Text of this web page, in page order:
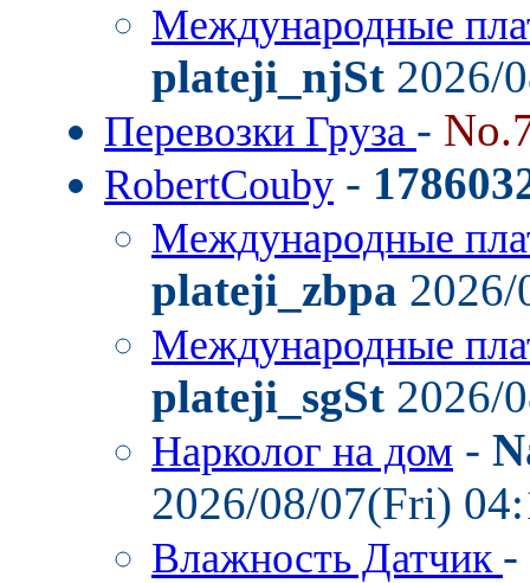
Международные
plateji_njSt 2026/
Перевозки Груза -
RobertCouby -
Международные
plateji_zbpa
Международные
plateji_sgSt 2026/
Нарколог на дом -
2026/08/07(Fri)
Влажность Датчик -